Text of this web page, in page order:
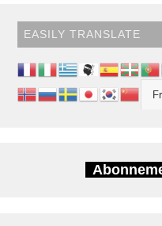
EASILY TRANSLATE